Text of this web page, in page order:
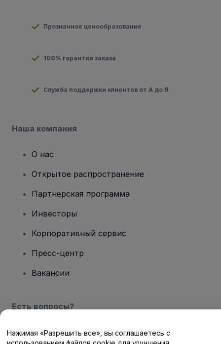
Прозначное ценообразование
100% гарантия заказа
Служба поддержки клиентов от А до Я
Наша компания
О нас
Открытое распространение
Партнерская программа
Инвесторы
Корпоративный сервис
Пресс-центр
Вакансии
Есть вопросы?
Центр помощи / Свяжитесь с нами
Нажимая «Разрешить все», вы соглашаетесь с